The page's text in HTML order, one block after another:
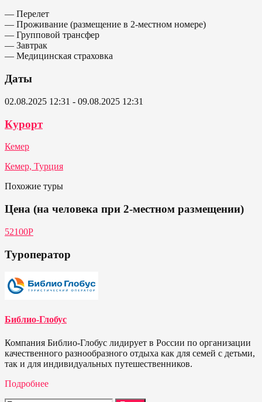
— Перелет
— Проживание (размещение в 2-местном номере)
— Групповой трансфер
— Завтрак
— Медицинская страховка
Даты
02.08.2025 12:31 - 09.08.2025 12:31
Курорт
Кемер
Кемер, Турция
Похожие туры
Цена (на человека при 2-местном размещении)
52100P
Туроператор
Библио-Глобус
Компания Библио-Глобус лидирует в России по организации
качественного разнообразного отдыха как для семей с детьми,
так и для индивидуальных путешественников.
Подробнее